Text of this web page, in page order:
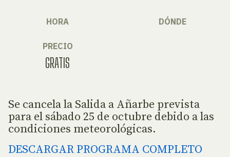
HORA DÓNDE
PRECIO
GRATIS
Se cancela la Salida a Añarbe prevista
para el sábado 25 de octubre debido a las
condiciones meteorológicas.
DESCARGAR PROGRAMA COMPLETO